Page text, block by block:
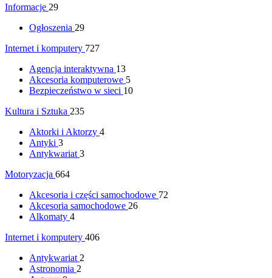
Informacje 29
Ogłoszenia 29
Internet i komputery 727
Agencja interaktywna 13
Akcesoria komputerowe 5
Bezpieczeństwo w sieci 10
Kultura i Sztuka 235
Aktorki i Aktorzy 4
Antyki 3
Antykwariat 3
Motoryzacja 664
Akcesoria i części samochodowe 72
Akcesoria samochodowe 26
Alkomaty 4
Internet i komputery 406
Antykwariat 2
Astronomia 2